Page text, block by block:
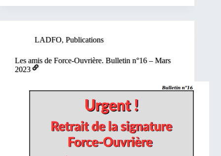
LADFO, Publications
Les amis de Force-Ouvrière. Bulletin n°16 – Mars
2023